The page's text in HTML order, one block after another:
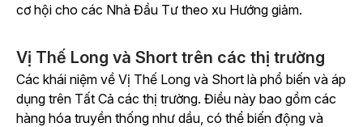
cơ hội cho các Nhà Đầu Tư theo xu Hướng giảm.
Vị Thế Long và Short trên các thị trường
Các khái niệm về Vị Thế Long và Short là phổ biến và áp
dụng trên Tất Cả các thị trường. Điều này bao gồm các
hàng hóa truyền thống như dầu, có thể biến động và